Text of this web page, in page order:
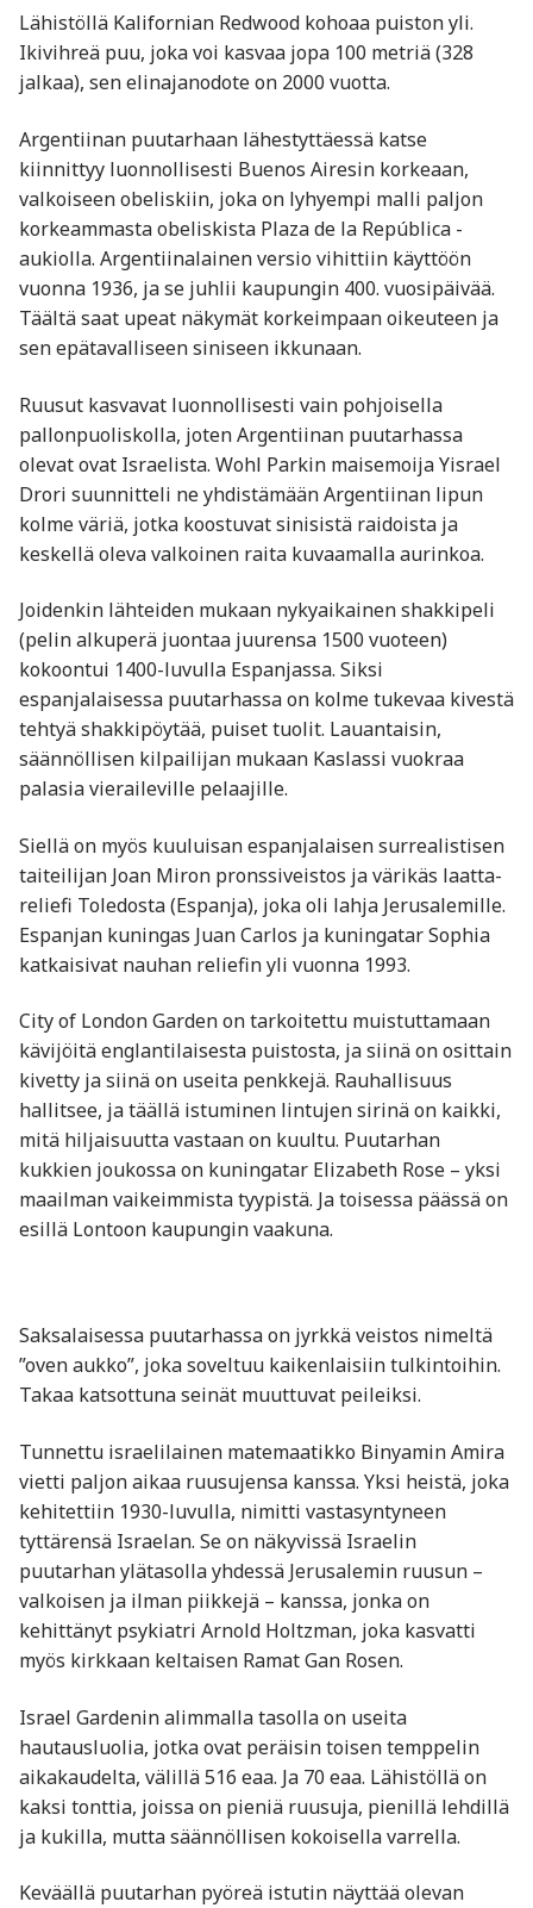
Lähistöllä Kalifornian Redwood kohoaa puiston yli.
Ikivihreä puu, joka voi kasvaa jopa 100 metriä (328
jalkaa), sen elinajanodote on 2000 vuotta.
Argentiinan puutarhaan lähestyttäessä katse
kiinnittyy luonnollisesti Buenos Airesin korkeaan,
valkoiseen obeliskiin, joka on lyhyempi malli paljon
korkeammasta obeliskista Plaza de la República -
aukiolla. Argentiinalainen versio vihittiin käyttöön
vuonna 1936, ja se juhlii kaupungin 400. vuosipäivää.
Täältä saat upeat näkymät korkeimpaan oikeuteen ja
sen epätavalliseen siniseen ikkunaan.
Ruusut kasvavat luonnollisesti vain pohjoisella
pallonpuoliskolla, joten Argentiinan puutarhassa
olevat ovat Israelista. Wohl Parkin maisemoija Yisrael
Drori suunnitteli ne yhdistämään Argentiinan lipun
kolme väriä, jotka koostuvat sinisistä raidoista ja
keskellä oleva valkoinen raita kuvaamalla aurinkoa.
Joidenkin lähteiden mukaan nykyaikainen shakkipeli
(pelin alkuperä juontaa juurensa 1500 vuoteen)
kokoontui 1400-luvulla Espanjassa. Siksi
espanjalaisessa puutarhassa on kolme tukevaa kivestä
tehtyä shakkipöytää, puiset tuolit. Lauantaisin,
säännöllisen kilpailijan mukaan Kaslassi vuokraa
palasia vieraileville pelaajille.
Siellä on myös kuuluisan espanjalaisen surrealistisen
taiteilijan Joan Miron pronssiveistos ja värikäs laatta-
reliefi Toledosta (Espanja), joka oli lahja Jerusalemille.
Espanjan kuningas Juan Carlos ja kuningatar Sophia
katkaisivat nauhan reliefin yli vuonna 1993.
City of London Garden on tarkoitettu muistuttamaan
kävijöitä englantilaisesta puistosta, ja siinä on osittain
kivetty ja siinä on useita penkkejä. Rauhallisuus
hallitsee, ja täällä istuminen lintujen sirinä on kaikki,
mitä hiljaisuutta vastaan ​​on kuultu. Puutarhan
kukkien joukossa on kuningatar Elizabeth Rose – yksi
maailman vaikeimmista tyypistä. Ja toisessa päässä on
esillä Lontoon kaupungin vaakuna.
Saksalaisessa puutarhassa on jyrkkä veistos nimeltä
”oven aukko”, joka soveltuu kaikenlaisiin tulkintoihin.
Takaa katsottuna seinät muuttuvat peileiksi.
Tunnettu israelilainen matemaatikko Binyamin Amira
vietti paljon aikaa ruusujensa kanssa. Yksi heistä, joka
kehitettiin 1930-luvulla, nimitti vastasyntyneen
tyttärensä Israelan. Se on näkyvissä Israelin
puutarhan ylätasolla yhdessä Jerusalemin ruusun –
valkoisen ja ilman piikkejä – kanssa, jonka on
kehittänyt psykiatri Arnold Holtzman, joka kasvatti
myös kirkkaan keltaisen Ramat Gan Rosen.
Israel Gardenin alimmalla tasolla on useita
hautausluolia, jotka ovat peräisin toisen temppelin
aikakaudelta, välillä 516 eaa. Ja 70 eaa. Lähistöllä on
kaksi tonttia, joissa on pieniä ruusuja, pienillä lehdillä
ja kukilla, mutta säännöllisen kokoisella varrella.
Keväällä puutarhan pyöreä istutin näyttää olevan